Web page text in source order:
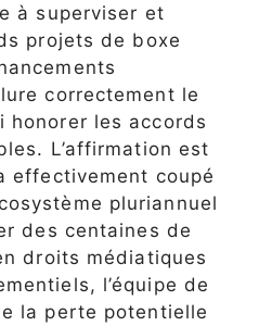
à superviser et
projets de boxe
correctement le
honorer les accords
L’affirmation est
effectivement coupé
pluriannuel
des centaines de
droits médiatiques
l’équipe de
la perte potentielle